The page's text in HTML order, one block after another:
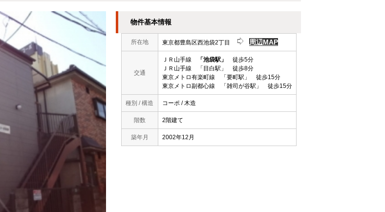
物件基本情報
所在地 東京都豊島区西池袋2丁目 周辺MAP
交通
ＪＲ山手線 「池袋駅」
徒歩5分
ＪＲ山手線 「目白駅」 徒歩8分
東京メトロ有楽町線 「要町駅」 徒歩15分
東京メトロ副都心線 「雑司が谷駅」 徒歩15分
種別 / 構造 コーポ / 木造
階数 2階建て
築年月 2002年12月